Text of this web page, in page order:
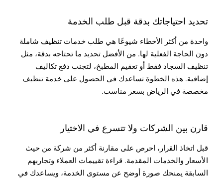
تحديد احتياجاتك بدقة قبل طلب الخدمة
واحدة من أكثر الأخطاء شيوعًا هي طلب خدمات تنظيف شاملة
دون الحاجة الفعلية لها. من الأفضل تحديد ما تحتاجه بدقة، مثل
تنظيف السجاد فقط أو تعقيم المطبخ، لتجنب دفع تكاليف
إضافية. هذه الخطوة تساعدك في الحصول على خدمة تنظيف
مخصصة في الرياض بسعر مناسب.
قارن بين الشركات ولا تتسرع في الاختيار
قبل اتخاذ القرار، احرص على مقارنة أكثر من شركة من حيث
الأسعار والخدمات المقدمة. قراءة تقييمات العملاء وتجاربهم
السابقة يمنحك صورة أوضح عن مستوى الخدمة، ويساعدك في